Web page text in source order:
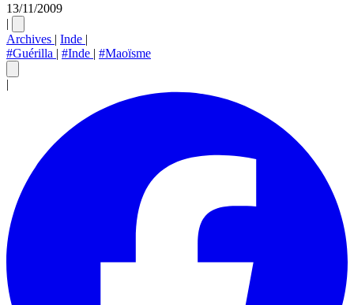
13/11/2009
|
Archives | Inde |
#Guérilla | #Inde | #Maoïsme
|